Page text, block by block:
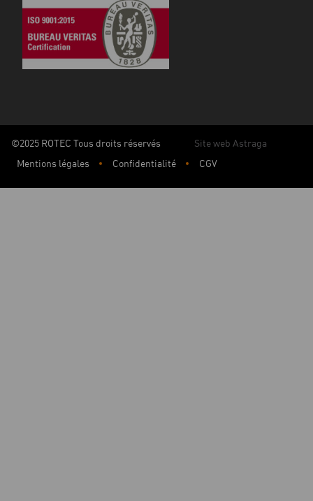
©2025 ROTEC Tous droits réservés
Site web Astraga
Mentions légales
Confidentialité CGV